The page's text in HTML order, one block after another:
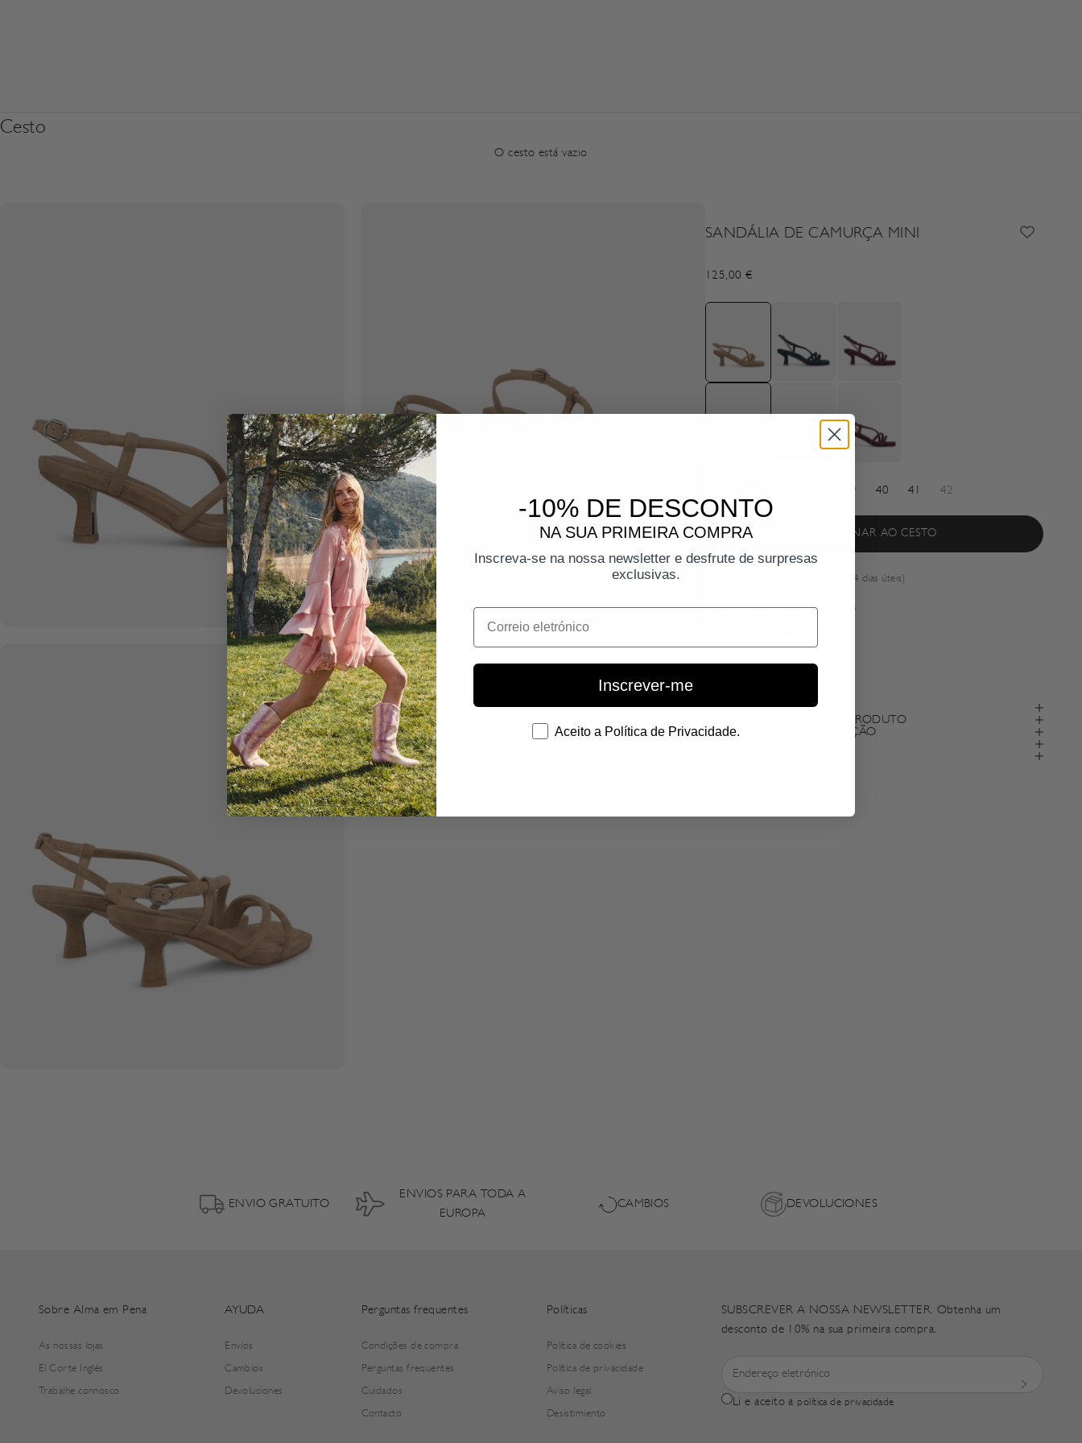
Cesto
O cesto está vazio
SANDÁLIA DE CAMURÇA MINI
Precio de oferta
125,00 €
39 40 41 42
ADICIONAR AO CESTO
Envio gratuito (Entrega em 2-4 dias úteis)
Alterações fáceis e sem custos
Descrição
INFORMAÇÕES SOBRE O PRODUTO
ENVIO, TROCA E DEVOLUÇÃO
ENVIO GRATUITO
ENVIOS PARA TODA A
EUROPA
CAMBIOS DEVOLUCIONES
Sobre Alma em Pena
As nossas lojas
El Corte Inglés
Trabalhe connosco
AYUDA
Envíos
Cambios
Devoluciones
Perguntas frequentes
Condições de compra
Perguntas frequentes
Cuidados
Contacto
Políticas
Política de cookies
Política de privacidade
Aviso legal
Desistimiento
SUBSCREVER A NOSSA NEWSLETTER. Obtenha um
desconto de 10% na sua primeira compra.
Li e aceito a política de privacidade
-10% DE DESCONTO
NA SUA PRIMEIRA COMPRA
Inscreva-se na nossa newsletter e desfrute de surpresas
exclusivas.
Correio eletrónico
Inscrever-me
Consentimento
Aceito a Política de Privacidade.